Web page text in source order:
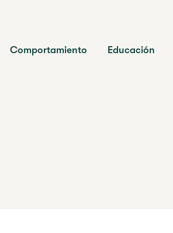
Comportamiento Educación